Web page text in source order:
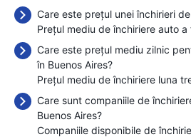
Care este prețul unei închirieri
Prețul mediu de închiriere auto
Care este prețul mediu zilnic
în Buenos Aires?
Prețul mediu de închiriere luna
Care sunt companiile de
Buenos Aires?
Companiile disponibile de